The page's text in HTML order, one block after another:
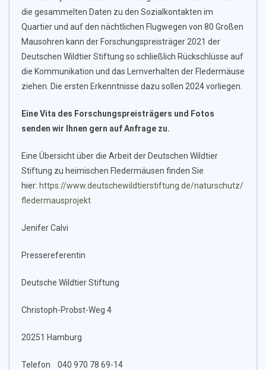
die gesammelten Daten zu den Sozialkontakten im
Quartier und auf den nächtlichen Flugwegen von 80 Großen
Mausohren kann der Forschungspreisträger 2021 der
Deutschen Wildtier Stiftung so schließlich Rückschlüsse auf
die Kommunikation und das Lernverhalten der Fledermäuse
ziehen. Die ersten Erkenntnisse dazu sollen 2024 vorliegen.
Eine Vita des Forschungspreisträgers und Fotos
senden wir Ihnen gern auf Anfrage zu.
Eine Übersicht über die Arbeit der Deutschen Wildtier
Stiftung zu heimischen Fledermäusen finden Sie
hier: https://www.deutschewildtierstiftung.de/naturschutz/
fledermausprojekt
Jenifer Calvi
Pressereferentin
Deutsche Wildtier Stiftung
Christoph-Probst-Weg 4
20251 Hamburg
Telefon 040 970 78 69-14